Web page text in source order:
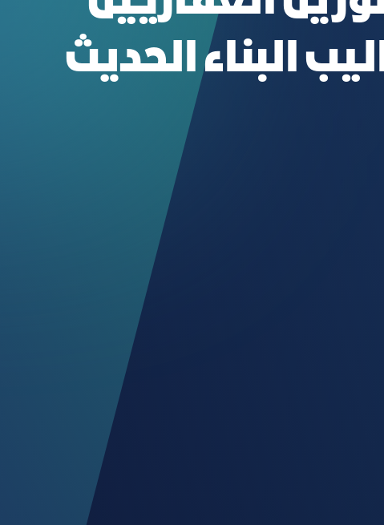
البناء الحديث